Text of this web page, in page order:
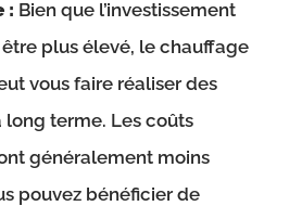
: Bien que l’investissement
plus élevé, le chauffage
vous faire réaliser des
long terme. Les coûts
généralement moins
pouvez bénéficier de